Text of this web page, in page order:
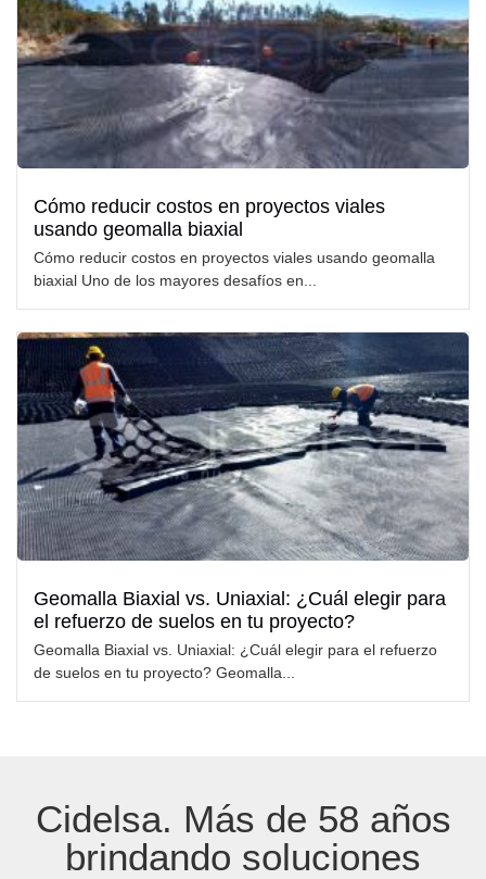
Cómo reducir costos en proyectos viales
usando geomalla biaxial
Cómo reducir costos en proyectos viales usando geomalla
biaxial Uno de los mayores desafíos en...
Geomalla Biaxial vs. Uniaxial: ¿Cuál elegir para
el refuerzo de suelos en tu proyecto?
Geomalla Biaxial vs. Uniaxial: ¿Cuál elegir para el refuerzo
de suelos en tu proyecto? Geomalla...
Cidelsa. Más de 58 años
brindando soluciones